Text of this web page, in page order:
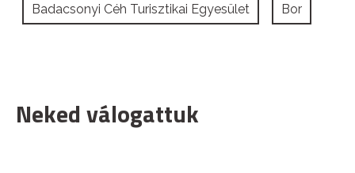
Badacsonyi Céh Turisztikai Egyesület Bor
Neked válogattuk